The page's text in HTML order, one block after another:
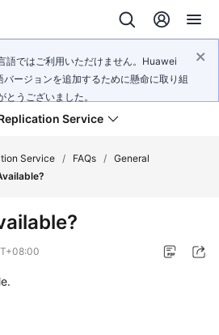
語ではご利用いただけません。Huawei
ージョンを追加するために懸命に取り組
うございました。
Service
Service / FAQs / General